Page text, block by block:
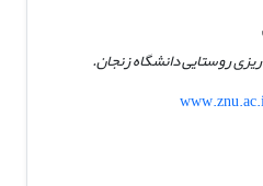
ریزی روستایی دانشگاه زنجان.